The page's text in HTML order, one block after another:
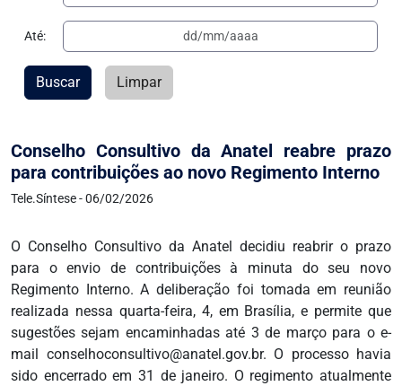
Conselho Consultivo da Anatel reabre prazo
para contribuições ao novo Regimento Interno
Tele.Síntese - 06/02/2026
O Conselho Consultivo da Anatel decidiu reabrir o prazo
para o envio de contribuições à minuta do seu novo
Regimento Interno. A deliberação foi tomada em reunião
realizada nessa quarta-feira, 4, em Brasília, e permite que
sugestões sejam encaminhadas até 3 de março para o e-
mail conselhoconsultivo@anatel.gov.br. O processo havia
sido encerrado em 31 de janeiro. O regimento atualmente
Até:
Buscar Limpar